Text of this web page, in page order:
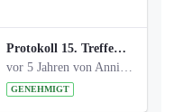
Protokoll 15. Treffen 20161006 AG Bismarckplatz.pdf
vor 5 Jahren von Anni Schlumberger
GENEHMIGT